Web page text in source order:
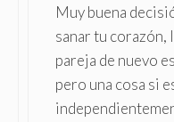
Muy buena
sanar tu corazón,
pareja de nuevo
pero una cosa si